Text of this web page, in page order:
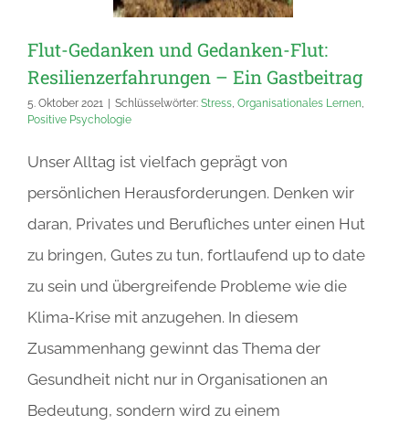
Flut-Gedanken und Gedanken-Flut:
Resilienzerfahrungen – Ein Gastbeitrag
5. Oktober 2021 Schlüsselwörter: Stress, Organisationales Lernen,
Positive Psychologie
Unser Alltag ist vielfach geprägt von
persönlichen Herausforderungen. Denken wir
daran, Privates und Berufliches unter einen Hut
zu bringen, Gutes zu tun, fortlaufend up to date
zu sein und übergreifende Probleme wie die
Klima-Krise mit anzugehen. In diesem
Zusammenhang gewinnt das Thema der
Gesundheit nicht nur in Organisationen an
Bedeutung, sondern wird zu einem